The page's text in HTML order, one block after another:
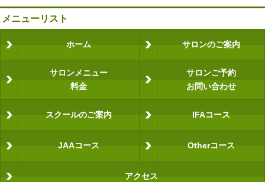
メニューリスト
ホーム サロンのご案内
サロンメニュー
料金
サロンご予約
お問い合わせ
スクールのご案内 IFAコース
JAAコース Otherコース
アクセス